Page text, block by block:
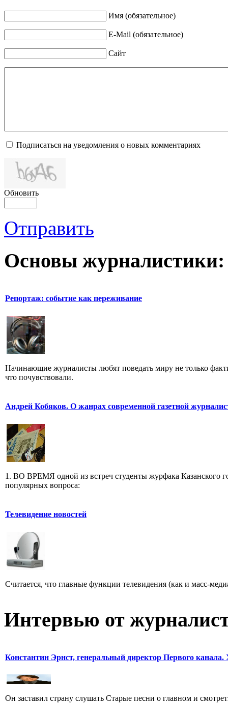
Имя (обязательное)
E-Mail (обязательное)
Сайт
Подписаться на уведомления о новых комментариях
Обновить
Отправить
Основы журналистики:
Репортаж: событие как переживание
Начинающие журналисты любят поведать миру не только
что почувствовали.
Андрей Кобяков. О жанрах современной газетной
1. ВО ВРЕМЯ одной из встреч студенты журфака Казанского
популярных вопроса:
Телевидение новостей
Считается, что главные функции телевидения (как и масс-
Интервью от
Константин Эрнст, генеральный директор Первого канала.
Он заставил страну слушать Старые песни о главном и